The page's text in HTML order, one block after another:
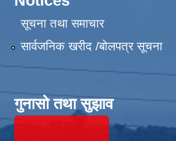
सूचना तथा समाचार
सार्वजनिक खरीद /बोलपत्र सूचना
गुनासो तथा सुझाव